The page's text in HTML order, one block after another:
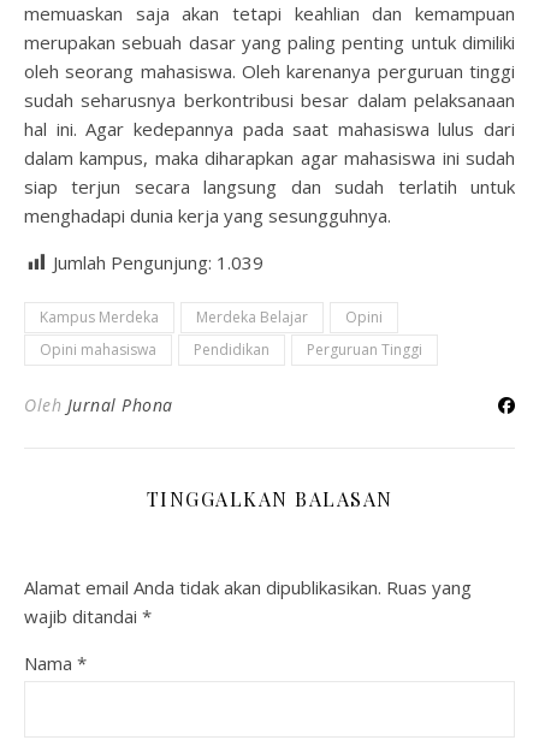
memuaskan saja akan tetapi keahlian dan kemampuan
merupakan sebuah dasar yang paling penting untuk dimiliki
oleh seorang mahasiswa. Oleh karenanya perguruan tinggi
sudah seharusnya berkontribusi besar dalam pelaksanaan
hal ini. Agar kedepannya pada saat mahasiswa lulus dari
dalam kampus, maka diharapkan agar mahasiswa ini sudah
siap terjun secara langsung dan sudah terlatih untuk
menghadapi dunia kerja yang sesungguhnya.
Jumlah Pengunjung: 1.039
Kampus Merdeka Merdeka Belajar
Opini
Opini mahasiswa
Pendidikan Perguruan Tinggi
Oleh Jurnal Phona
TINGGALKAN BALASAN
Alamat email Anda tidak akan dipublikasikan. Ruas yang
wajib ditandai *
Nama *